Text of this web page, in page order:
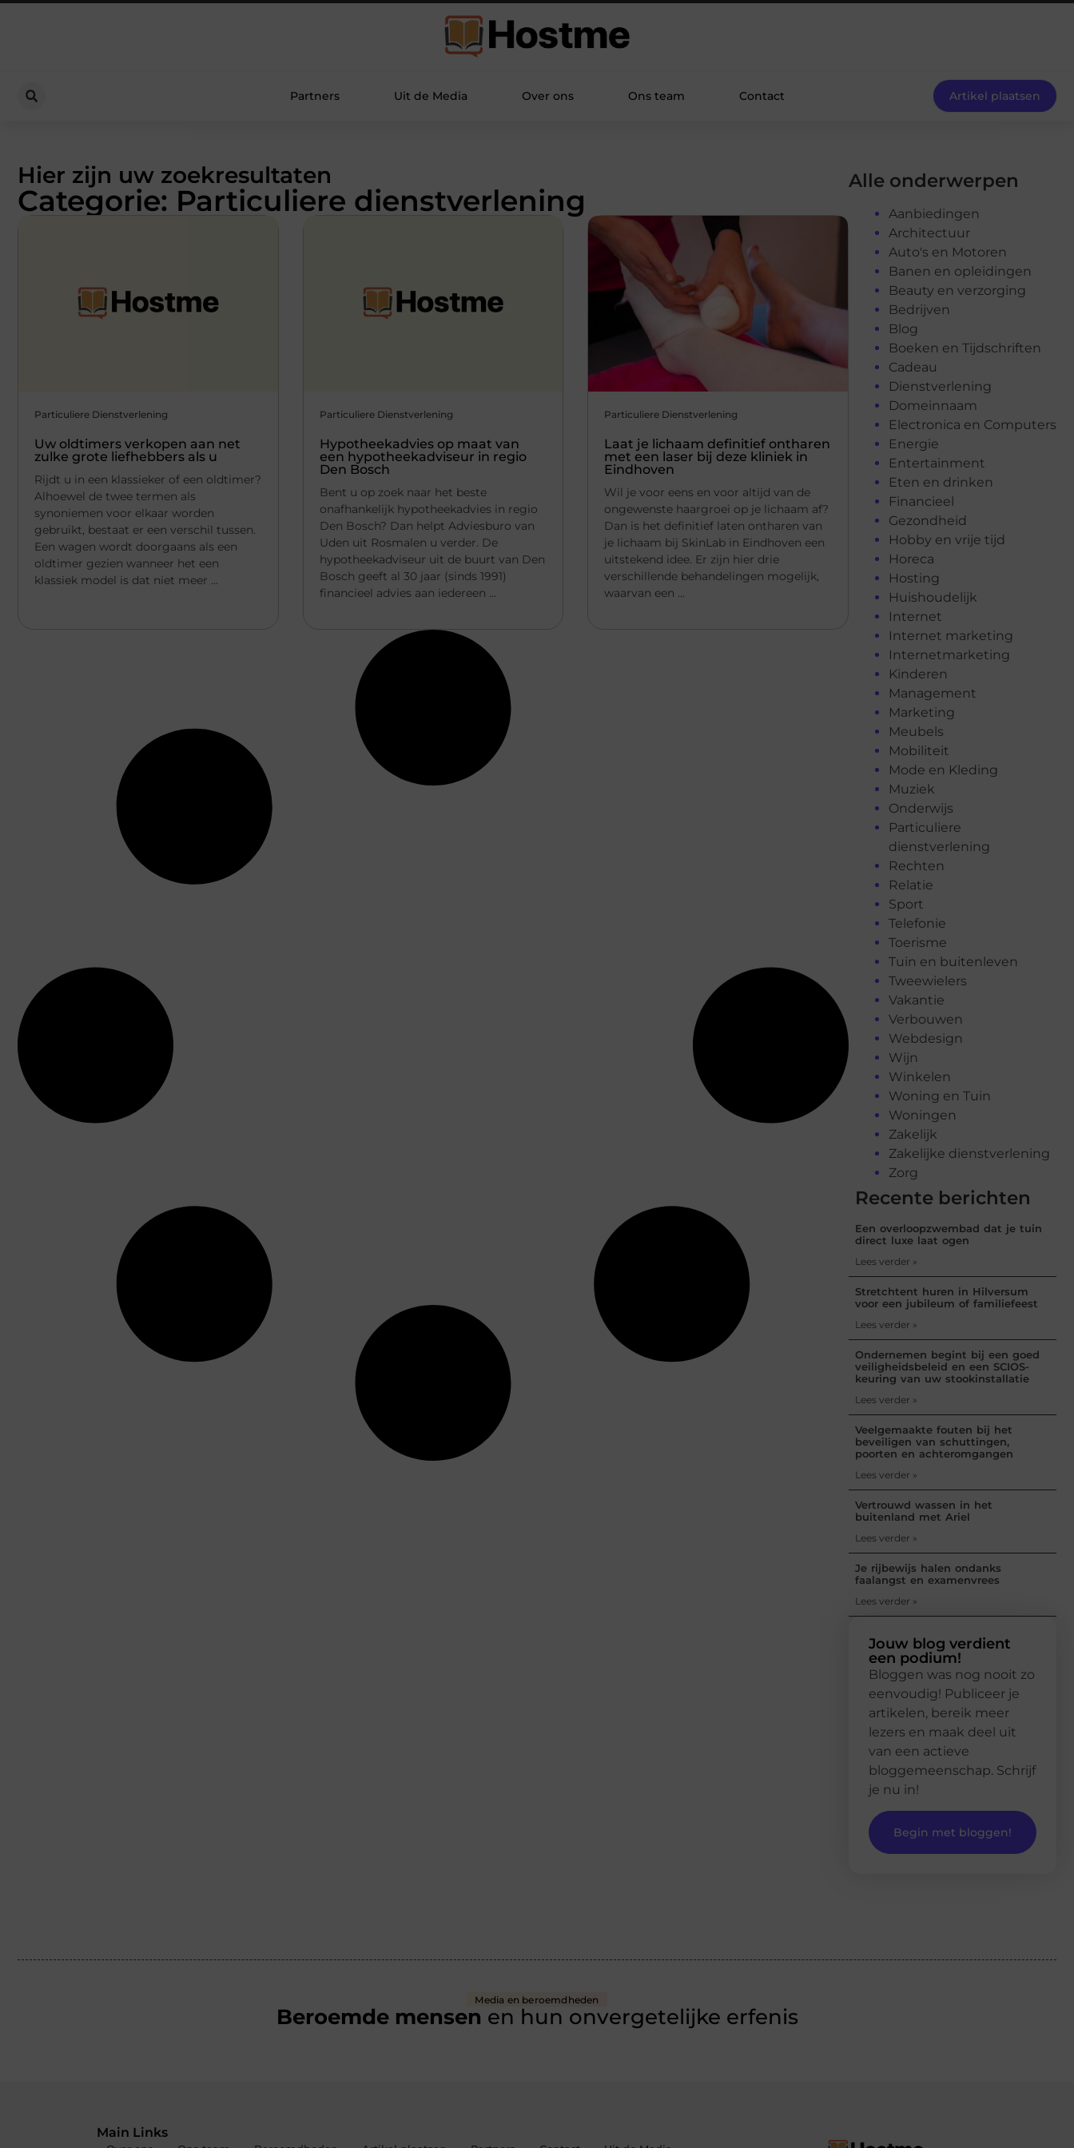
Partners Uit de Media Over ons Ons team Contact Artikel plaatsen
Hier zijn uw zoekresultaten
Categorie: Particuliere dienstverlening
Particuliere Dienstverlening
Uw oldtimers verkopen aan net
zulke grote liefhebbers als u
Rijdt u in een klassieker of een oldtimer?
Alhoewel de twee termen als
synoniemen voor elkaar worden
gebruikt, bestaat er een verschil tussen.
Een wagen wordt doorgaans als een
oldtimer gezien wanneer het een
klassiek model is dat niet meer ...
Particuliere Dienstverlening
Hypotheekadvies op maat van
een hypotheekadviseur in regio
Den Bosch
Bent u op zoek naar het beste
onafhankelijk hypotheekadvies in regio
Den Bosch? Dan helpt Adviesburo van
Uden uit Rosmalen u verder. De
hypotheekadviseur uit de buurt van Den
Bosch geeft al 30 jaar (sinds 1991)
financieel advies aan iedereen ...
Particuliere Dienstverlening
Laat je lichaam definitief ontharen
met een laser bij deze kliniek in
Eindhoven
Wil je voor eens en voor altijd van de
ongewenste haargroei op je lichaam af?
Dan is het definitief laten ontharen van
je lichaam bij SkinLab in Eindhoven een
uitstekend idee. Er zijn hier drie
verschillende behandelingen mogelijk,
waarvan een ...
Alle onderwerpen
Aanbiedingen
Architectuur
Auto's en Motoren
Banen en opleidingen
Beauty en verzorging
Bedrijven
Blog
Boeken en Tijdschriften
Cadeau
Dienstverlening
Domeinnaam
Electronica en Computers
Energie
Entertainment
Eten en drinken
Financieel
Gezondheid
Hobby en vrije tijd
Horeca
Hosting
Huishoudelijk
Internet
Internet marketing
Internetmarketing
Kinderen
Management
Marketing
Meubels
Mobiliteit
Mode en Kleding
Muziek
Onderwijs
Particuliere
dienstverlening
Rechten
Relatie
Sport
Telefonie
Toerisme
Tuin en buitenleven
Tweewielers
Vakantie
Verbouwen
Webdesign
Wijn
Winkelen
Woning en Tuin
Woningen
Zakelijk
Zakelijke dienstverlening
Zorg
Recente berichten
Een overloopzwembad dat je tuin
direct luxe laat ogen
Lees verder »
Stretchtent huren in Hilversum
voor een jubileum of familiefeest
Lees verder »
Ondernemen begint bij een goed
veiligheidsbeleid en een SCIOS-
keuring van uw stookinstallatie
Lees verder »
Veelgemaakte fouten bij het
beveiligen van schuttingen,
poorten en achteromgangen
Lees verder »
Vertrouwd wassen in het
buitenland met Ariel
Lees verder »
Je rijbewijs halen ondanks
faalangst en examenvrees
Lees verder »
Jouw blog verdient
een podium!
Bloggen was nog nooit zo
eenvoudig! Publiceer je
artikelen, bereik meer
lezers en maak deel uit
van een actieve
bloggemeenschap. Schrijf
je nu in!
Begin met bloggen!
Media en beroemdheden
Beroemde mensen en hun onvergetelijke erfenis
Main Links